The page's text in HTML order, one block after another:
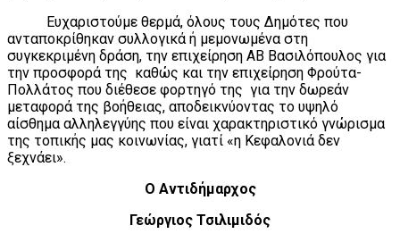
Ευχαριστούμε θερμά, όλους τους Δημότες που
ανταποκρίθηκαν συλλογικά ή μεμονωμένα στη
συγκεκριμένη δράση, την επιχείρηση ΑΒ Βασιλόπουλος για
την προσφορά της καθώς και την επιχείρηση Φρούτα-
Πολλάτος που διέθεσε φορτηγό της για την δωρεάν
μεταφορά της βοήθειας, αποδεικνύοντας το υψηλό
αίσθημα αλληλεγγύης που είναι χαρακτηριστικό γνώρισμα
της τοπικής μας κοινωνίας, γιατί «η Κεφαλονιά δεν
ξεχνάει».
Ο Αντιδήμαρχος
Γεώργιος Τσιλιμιδός